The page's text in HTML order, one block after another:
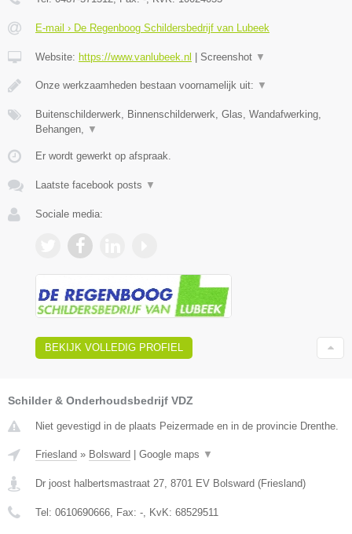
E-mail › De Regenboog Schildersbedrijf van Lubeek
Website: https://www.vanlubeek.nl Screenshot ▼
Onze werkzaamheden bestaan voornamelijk uit: ▼
Buitenschilderwerk, Binnenschilderwerk, Glas, Wandafwerking,
Behangen, ▼
Er wordt gewerkt op afspraak.
Laatste facebook posts ▼
Sociale media:
BEKIJK VOLLEDIG PROFIEL
Schilder & Onderhoudsbedrijf VDZ
Niet gevestigd in de plaats Peizermade en in de provincie Drenthe.
Friesland » Bolsward | Google maps ▼
Dr joost halbertsmastraat 27 8701 EV Bolsward (Friesland)
Tel: 0610690666 , Fax: - , KvK: 68529511